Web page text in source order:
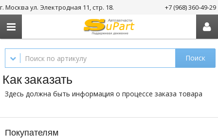
г. Москва ул. Электродная 11, стр. 18. +7 (968) 360-49-29
Поиск
Как заказать
Здесь должна быть информация о процессе заказа товара
Покупателям